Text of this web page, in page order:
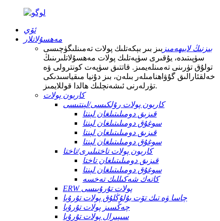
ئۆي
مەھسۇلاتلار
بىزنىڭ لايىھەمىز بىز بىر بېكەتلىك پولات تەمىنلىگۈچىسى
سۈپىتىدە، يۇقىرى سۈپەتلىك پولات مەھسۇلاتلىرىنىڭ
تولۇق تۈرىنى تەمىنلەيمىز. قاتتىق سۈپەت كونترولى ۋە
خەلقئارالىق گۇۋاھنامىلەر بىلەن، بىز دۇنيا مىقياسىدىكى
تۈرلەرنى ئىشەنچلىك ھالدا قوللايمىز.
كاربون پولات
كاربون پولات رۇلكىسى/لېنتىسى
قىزىق دومىلىتىلغان لېنتا
سوغۇق دومىلىتىلغان لېنتا
قىزىق دومىلىتىلغان لېنتا
سوغۇق دومىلىتىلغان لېنتا
كاربون پولات تاختىلىرى/تاختا
قىزىق دومىلىتىلغان تاختا
سوغۇق دومىلىتىلغان لېنتا
كاتەك شەكىللىك تەخسە
ERW پولات تۇرۇبىسى
چاسا ۋە تىك تۆت بۇلۇڭلۇق پولات تۇرۇبا
چەڭسىز پولات تۇرۇبا
سىپىرال پولات تۇرۇبا